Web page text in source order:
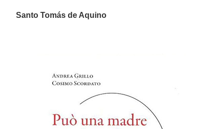
Santo Tomás de Aquino